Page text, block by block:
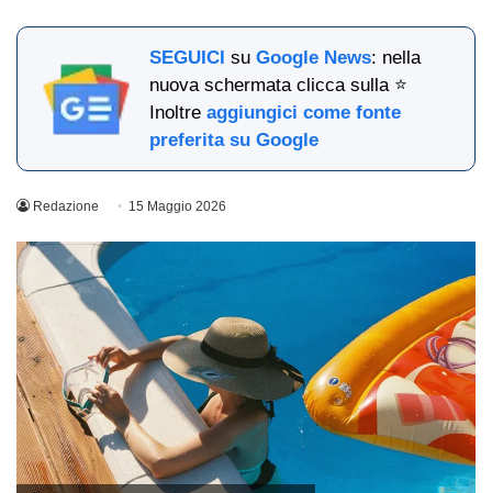
SEGUICI suGoogle News: nella
nuova schermata clicca sulla ⭐
Inoltreaggiungici come fonte
preferita su Google
Redazione 15 Maggio 2026